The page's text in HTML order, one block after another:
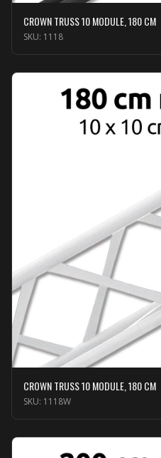
CROWN TRUSS 10 MODULE, 180 CM
SKU: 1118
CROWN TRUSS 10 MODULE, 180 CM
SKU: 1118W